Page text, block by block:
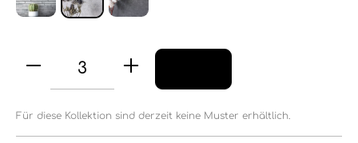
Für diese Kollektion sind derzeit keine Muster erhältlich.